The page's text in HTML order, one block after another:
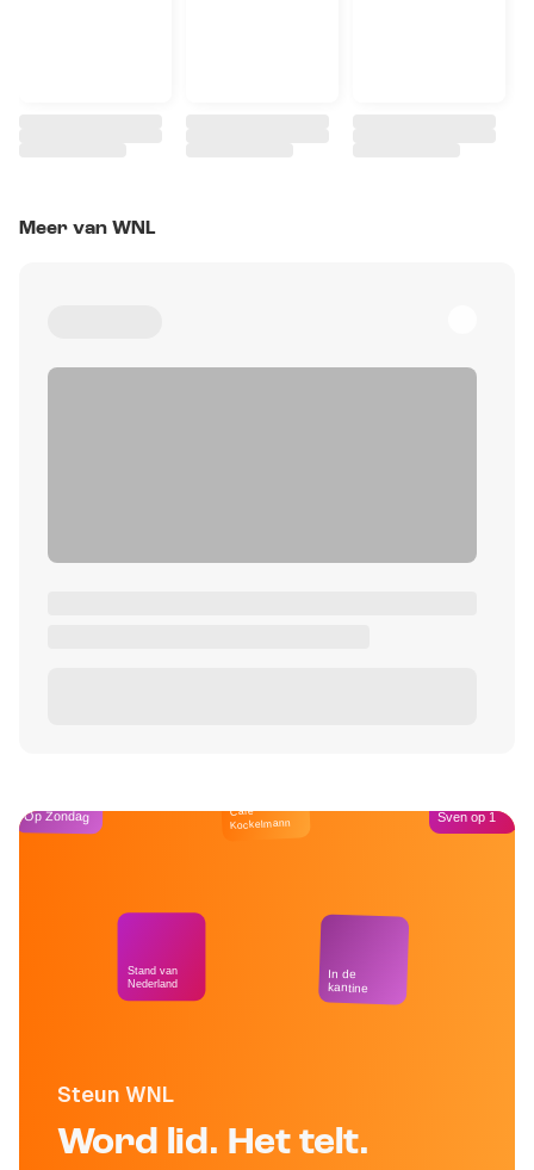
Meer van WNL
Steun WNL
Word lid. Het telt.
Op Zondag
Stand van
Nederland
Café
Kockelmann
In de
kantine
Sven op 1